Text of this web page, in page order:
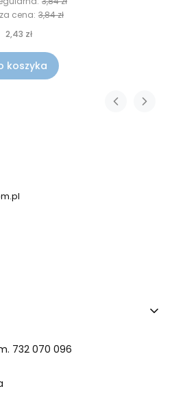
cena: 3,84 zł
2,43 zł
koszyka
732 070 096